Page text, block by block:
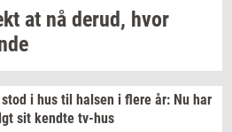
at nå derud, hvor
stod i hus til hal­sen i flere år: Nu har
sit kend­te tv-​hus